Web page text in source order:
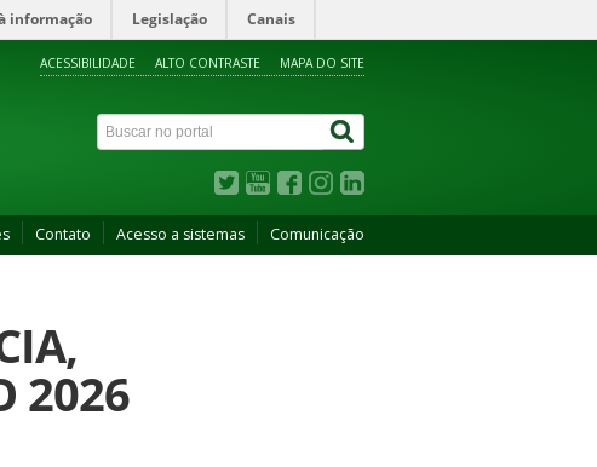
informação Legislação Canais
ACESSIBILIDADE ALTO CONTRASTE MAPA DO SITE
Contato Acesso a sistemas Comunicação
2026